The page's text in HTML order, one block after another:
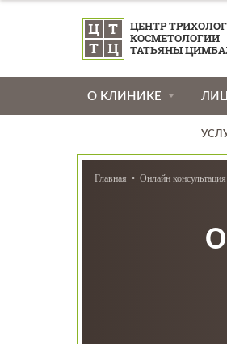
ЦЕНТР
КОСМЕТОЛОГИИ
ТАТЬЯНЫ
О КЛИНИКЕ
Главная Онлайн консультация